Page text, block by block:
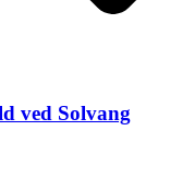
ved Solvang